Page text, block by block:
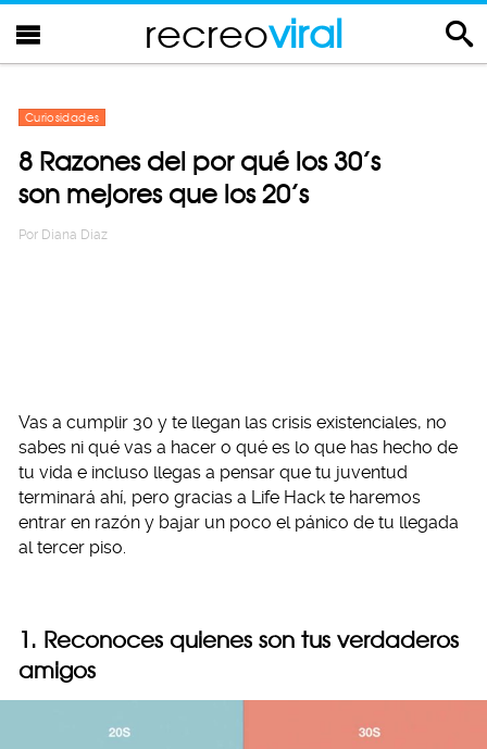
recreoviral
Curiosidades
8 Razones del por qué los 30’s
son mejores que los 20’s
Por Diana Diaz
Vas a cumplir 30 y te llegan las crisis existenciales, no
sabes ni qué vas a hacer o qué es lo que has hecho de
tu vida e incluso llegas a pensar que tu juventud
terminará ahí, pero gracias a Life Hack te haremos
entrar en razón y bajar un poco el pánico de tu llegada
al tercer piso.
1. Reconoces quienes son tus verdaderos
amigos